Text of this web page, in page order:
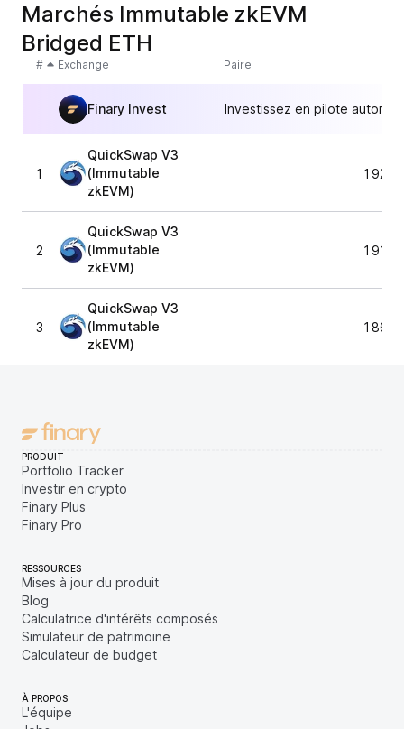
Marchés Immutable zkEVM
Bridged ETH
# Exchange Paire
Finary Invest Investissez en pilote
1
QuickSwap V3
(Immutable
zkEVM)
1
2
QuickSwap V3
(Immutable
zkEVM)
1
3
QuickSwap V3
(Immutable
zkEVM)
1
PRODUIT
Portfolio Tracker
Investir en crypto
Finary Plus
Finary Pro
RESSOURCES
Mises à jour du produit
Blog
Calculatrice d'intérêts composés
Simulateur de patrimoine
Calculateur de budget
À PROPOS
L'équipe